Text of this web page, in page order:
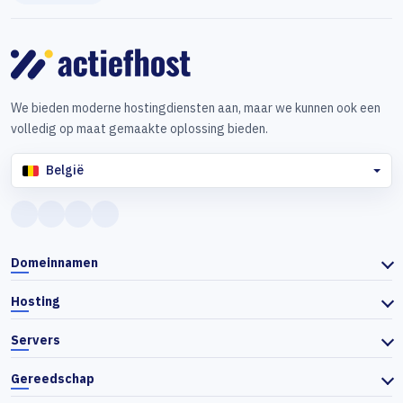
We bieden moderne hostingdiensten aan, maar we kunnen ook een
volledig op maat gemaakte oplossing bieden.
België
Domeinnamen
Hosting
Servers
Gereedschap